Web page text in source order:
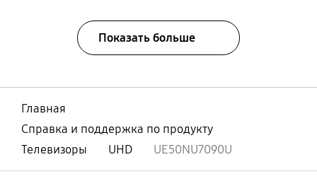
Показать больше
Главная
Справка и поддержка по продукту
Телевизоры
UHD UE50NU7090U